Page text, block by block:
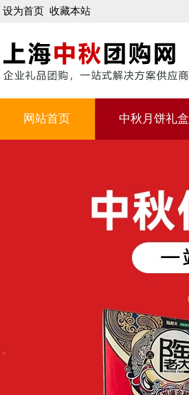
设为首页 收藏本站
网站首页 中秋月饼礼盒